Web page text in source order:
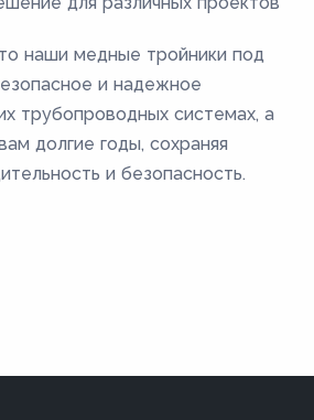
наши медные тройники под
и надежное
трубопроводных системах, а
долгие годы, сохраняя
и безопасность.